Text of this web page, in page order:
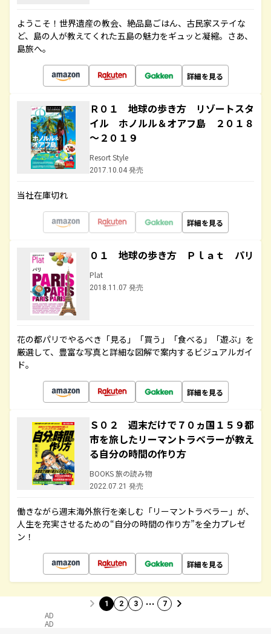
ようこそ！世界遺産の教会、絶品島ごはん、古民家ステイな
ど、島の人が教えてくれた五島の魅力をギュッと凝縮。さあ、
島旅へ。
詳細を見る
Ｒ０１ 地球の歩き方 リゾートスタ
イル ホノルル＆オアフ島 ２０１８
～２０１９
Resort Style
2017.10.04 発売
当社在庫切れ
詳細を見る
０１ 地球の歩き方 Ｐｌａｔ パリ
Plat
2018.11.07 発売
花の都パリでやるべき「見る」「買う」「食べる」「遊ぶ」を
厳選して、豊富な写真と詳細な図解で案内するビジュアルガイ
ド。
詳細を見る
Ｓ０２ 週末だけで７０ヵ国１５９都
市を旅したリーマントラベラーが教え
る自分の時間の作り方
BOOKS 旅の読み物
2022.07.21 発売
働きながら週末海外旅行を楽しむ「リーマントラベラー」が、
人生を充実させるための“自分の時間の作り方”を全力プレゼ
ン！
詳細を見る
1 2 3 … 7
AD
AD